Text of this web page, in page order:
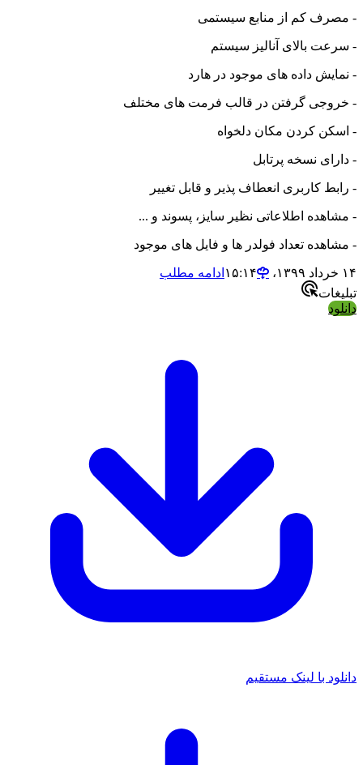
- مصرف کم از منابع سیستمی
- سرعت بالای آنالیز سیستم
- نمایش داده های موجود در هارد
- خروجی گرفتن در قالب فرمت های مختلف
- اسکن کردن مکان دلخواه
- دارای نسخه پرتابل
- رابط کاربری انعطاف پذیر و قابل تغییر
- مشاهده اطلاعاتی نظیر سایز، پسوند و ...
- مشاهده تعداد فولدر ها و فایل های موجود
۱۴ خرداد ۱۳۹۹،‏ ۱۵:۱۴
ادامه مطلب
تبلیغات
دانلود
دانلود با لینک مستقیم